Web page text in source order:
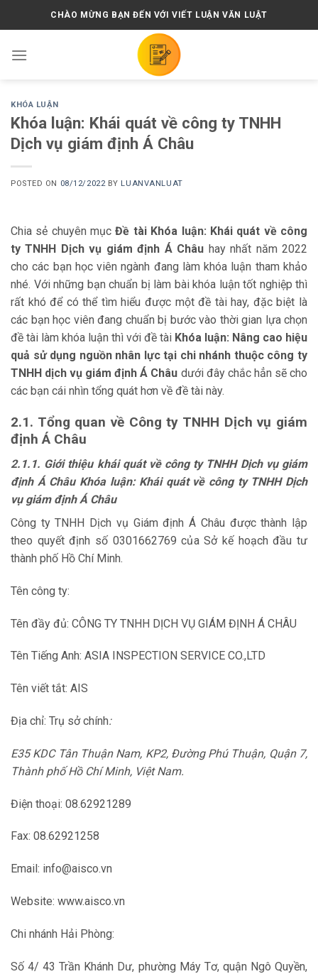
CHÀO MỪNG BẠN ĐẾN VỚI VIẾT LUẬN VĂN LUẬT
KHÓA LUẬN
Khóa luận: Khái quát về công ty TNHH
Dịch vụ giám định Á Châu
POSTED ON 08/12/2022 BY LUANVANLUAT
Chia sẻ chuyên mục Đề tài Khóa luận: Khái quát về công
ty TNHH Dịch vụ giám định Á Châu hay nhất năm 2022
cho các bạn học viên ngành đang làm khóa luận tham khảo
nhé. Với những bạn chuẩn bị làm bài khóa luận tốt nghiệp thì
rất khó để có thể tìm hiểu được một đề tài hay, đặc biệt là
các bạn học viên đang chuẩn bị bước vào thời gian lựa chọn
đề tài làm khóa luận thì với đề tài Khóa luận: Nâng cao hiệu
quả sử dụng nguồn nhân lực tại chi nhánh thuộc công ty
TNHH dịch vụ giám định Á Châu dưới đây chắc hẳn sẽ cho
các bạn cái nhìn tổng quát hơn về đề tài này.
2.1. Tổng quan về Công ty TNHH Dịch vụ giám
định Á Châu
2.1.1. Giới thiệu khái quát về công ty TNHH Dịch vụ giám
định Á Châu Khóa luận: Khái quát về công ty TNHH Dịch
vụ giám định Á Châu
Công ty TNHH Dịch vụ Giám định Á Châu được thành lập
theo quyết định số 0301662769 của Sở kế hoạch đầu tư
thành phố Hồ Chí Minh.
Tên công ty:
Tên đầy đủ: CÔNG TY TNHH DỊCH VỤ GIÁM ĐỊNH Á CHÂU
Tên Tiếng Anh: ASIA INSPECTION SERVICE CO.,LTD
Tên viết tắt: AIS
Địa chỉ: Trụ sở chính:
E35 KDC Tân Thuận Nam, KP2, Đường Phú Thuận, Quận 7,
Thành phố Hồ Chí Minh, Việt Nam.
Điện thoại: 08.62921289
Fax: 08.62921258
Email: info@aisco.vn
Website: www.aisco.vn
Chi nhánh Hải Phòng:
Số 4/ 43 Trần Khánh Dư, phường Máy Tơ, quận Ngô Quyền,